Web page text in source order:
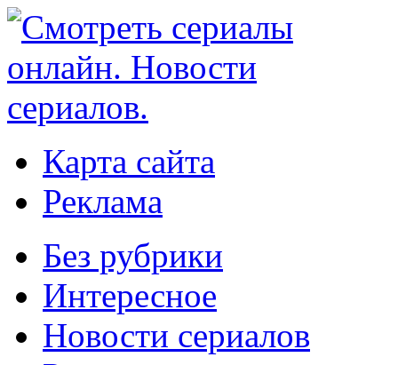
Карта сайта
Реклама
Без рубрики
Интересное
Новости сериалов